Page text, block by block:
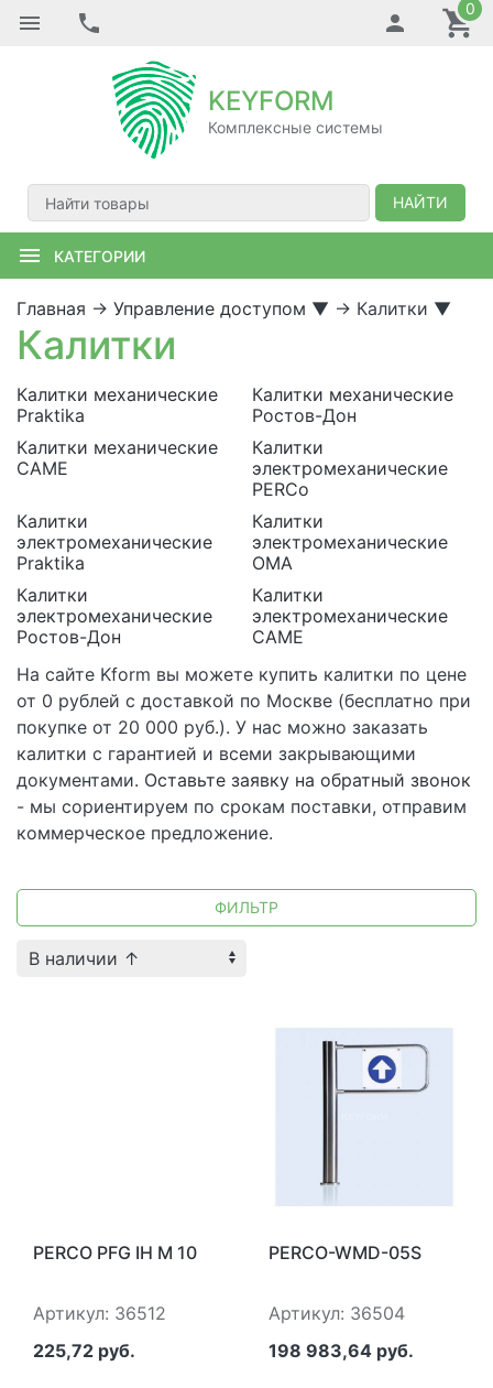
0
KEYFORM
Комплексные системы
НАЙТИ
КАТЕГОРИИ
Главная → Управление доступом ▼ → Калитки ▼
Калитки
Калитки механические
Praktika
Калитки механические
Ростов-Дон
Калитки механические
САМЕ
Калитки
электромеханические
PERCo
Калитки
электромеханические
Praktika
Калитки
электромеханические
ОМА
Калитки
электромеханические
Ростов-Дон
Калитки
электромеханические
САМЕ
На сайте Kform вы можете купить калитки по цене
от 0 рублей с доставкой по Москве (бесплатно при
покупке от 20 000 руб.). У нас можно заказать
калитки с гарантией и всеми закрывающими
документами. Оставьте заявку на обратный звонок
- мы сориентируем по срокам поставки, отправим
коммерческое предложение.
ФИЛЬТР
PERCO PFG IH M 10
Артикул: 36512
225,72 руб.
PERCO-WMD-05S
Артикул: 36504
198 983,64 руб.